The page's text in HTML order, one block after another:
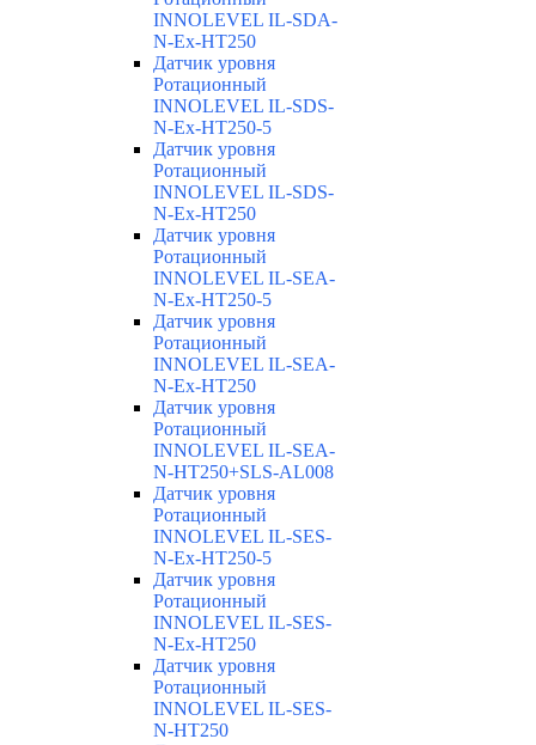
INNOLEVEL IL-SDA-
N-Ex-HT250
Датчик уровня
Ротационный
INNOLEVEL IL-SDS-
N-Ex-HT250-5
Датчик уровня
Ротационный
INNOLEVEL IL-SDS-
N-Ex-HT250
Датчик уровня
Ротационный
INNOLEVEL IL-SEA-
N-Ex-HT250-5
Датчик уровня
Ротационный
INNOLEVEL IL-SEA-
N-Ex-HT250
Датчик уровня
Ротационный
INNOLEVEL IL-SEA-
N-HT250+SLS-AL008
Датчик уровня
Ротационный
INNOLEVEL IL-SES-
N-Ex-HT250-5
Датчик уровня
Ротационный
INNOLEVEL IL-SES-
N-Ex-HT250
Датчик уровня
Ротационный
INNOLEVEL IL-SES-
N-HT250